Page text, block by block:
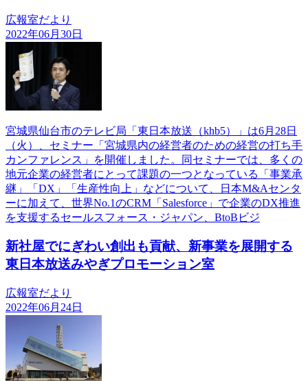
広報室だより
2022年06月30日
宮城県仙台市のテレビ局「東日本放送（khb5）」は6月28日
（火）、セミナー「宮城県内の経営者のための経営の打ち手
カンファレンス」を開催しました。同セミナーでは、多くの
地元企業の経営者にとって課題の一つとなっている「事業承
継」「DX」「生産性向上」などについて、日本M&Aセンタ
ーに加えて、世界No.1のCRM「Salesforce」で企業のDX推進
を支援するセールスフォース・ジャパン、BtoBビジ
新社屋でにぎわい創出も貢献、新事業を展開する
東日本放送みやぎプロモーション室
広報室だより
2022年06月24日